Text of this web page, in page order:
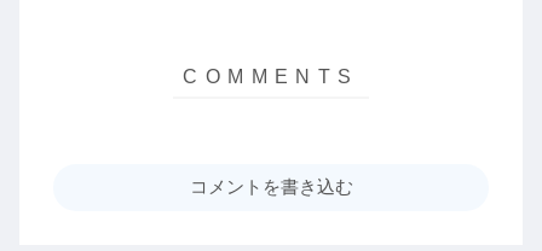
コメントを書き込む